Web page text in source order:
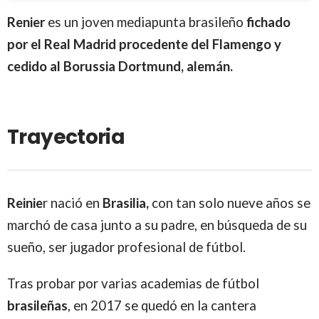
Renier es un joven mediapunta brasileño fichado
por el Real Madrid procedente del Flamengo y
cedido al Borussia Dortmund, alemán.
Trayectoria
Reinier nació en Brasilia, con tan solo nueve años se
marchó de casa junto a su padre, en búsqueda de su
sueño, ser jugador profesional de fútbol.
Tras probar por varias academias de fútbol
brasileñas, en 2017 se quedó en la cantera